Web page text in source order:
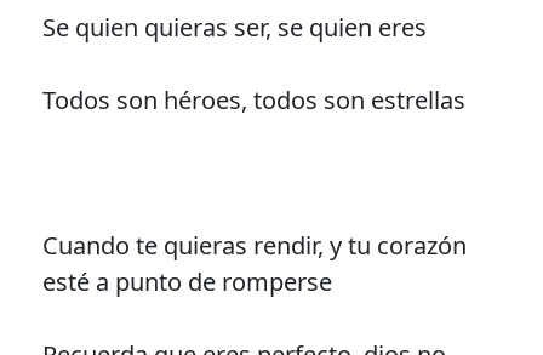
Se quien quieras ser, se quien eres
Todos son héroes, todos son estrellas
Cuando te quieras rendir, y tu corazón
esté a punto de romperse